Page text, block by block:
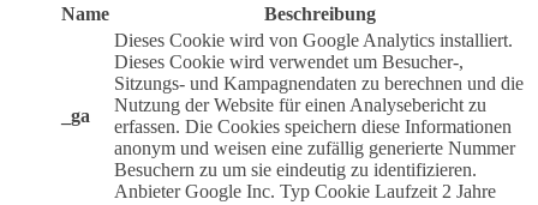
Name
Beschreibung
_ga
Dieses Cookie wird von Google Analytics installiert.
Dieses Cookie wird verwendet um Besucher-,
Sitzungs- und Kampagnendaten zu berechnen und die
Nutzung der Website für einen Analysebericht zu
erfassen. Die Cookies speichern diese Informationen
anonym und weisen eine zufällig generierte Nummer
Besuchern zu um sie eindeutig zu identifizieren.
Anbieter Google Inc. Typ Cookie Laufzeit 2 Jahre